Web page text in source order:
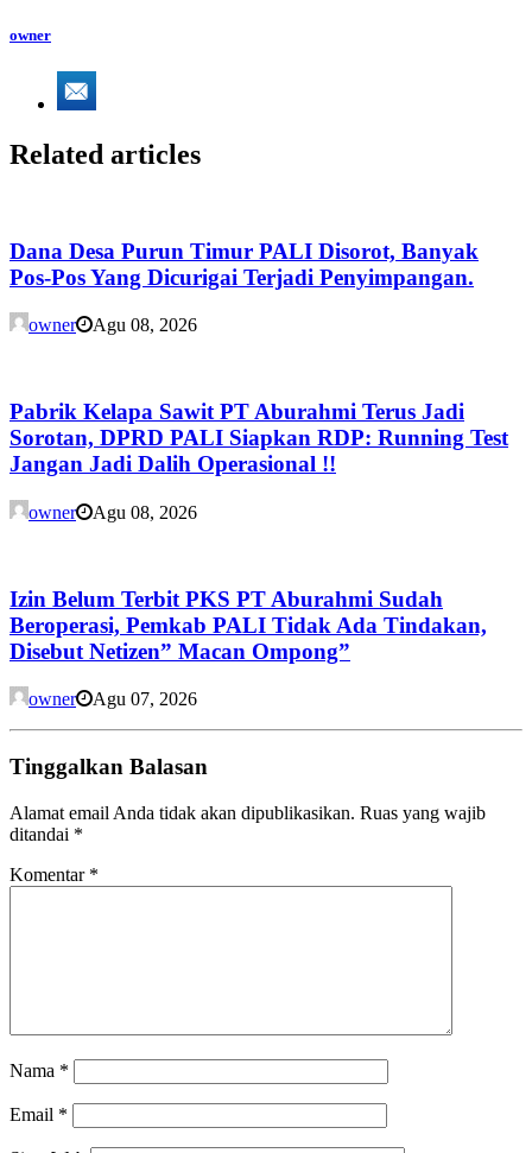
owner
Related articles
Dana Desa Purun Timur PALI Disorot, Banyak
Pos-Pos Yang Dicurigai Terjadi Penyimpangan.
owner Agu 08, 2026
Pabrik Kelapa Sawit PT Aburahmi Terus Jadi
Sorotan, DPRD PALI Siapkan RDP: Running Test
Jangan Jadi Dalih Operasional !!
owner Agu 08, 2026
Izin Belum Terbit PKS PT Aburahmi Sudah
Beroperasi, Pemkab PALI Tidak Ada Tindakan,
Disebut Netizen” Macan Ompong”
owner Agu 07, 2026
Tinggalkan Balasan
Alamat email Anda tidak akan dipublikasikan. Ruas yang wajib
ditandai *
Komentar *
Nama *
Email *